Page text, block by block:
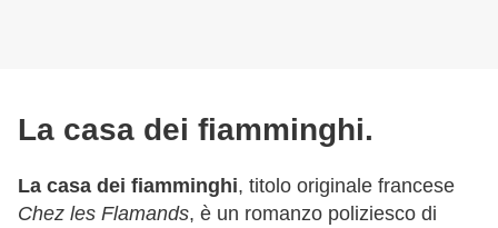
La casa dei fiamminghi.
La casa dei fiamminghi, titolo originale francese
Chez les Flamands, è un romanzo poliziesco di